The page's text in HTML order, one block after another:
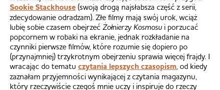
Sookie Stackhouse (swoją drogą najsłabsza część z serii,
zdecydowanie odradzam). Złe filmy mają swój urok, wciąż
lubię sobie czasem obejrzeć Żołnierzy Kosmosu i porzucać
popcornem w robaki na ekranie, jednak rozkładanie na
czynniki pierwsze filmów, które rozumie się dopiero po
(przynajmniej) trzykrotnym obejrzeniu sprawia więcej frajdy. I
wracając do tematu czytania lepszych czasopism, od kiedy
zaznałam przyjemności wynikającej z czytania magazynu,
który rzeczywiście czegoś mnie uczy i inspiruje do rzeczy